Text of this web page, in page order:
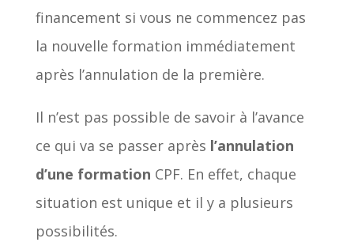
financement si vous ne commencez pas
la nouvelle formation immédiatement
après l’annulation de la première.
Il n’est pas possible de savoir à l’avance
ce qui va se passer après l’annulation
d’une formation CPF. En effet, chaque
situation est unique et il y a plusieurs
possibilités.